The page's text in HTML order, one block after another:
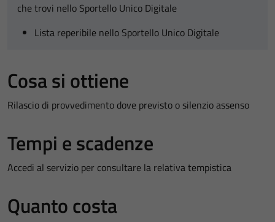
che trovi nello Sportello Unico Digitale
Lista reperibile nello Sportello Unico Digitale
Cosa si ottiene
Rilascio di provvedimento dove previsto o silenzio assenso
Tempi e scadenze
Accedi al servizio per consultare la relativa tempistica
Quanto costa